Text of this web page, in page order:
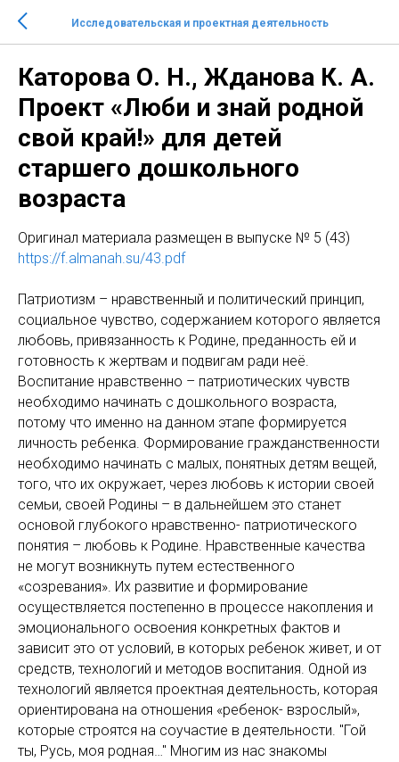
Исследовательская и проектная деятельность
Каторова О. Н., Жданова К. А.
Проект «Люби и знай родной
свой край!» для детей
старшего дошкольного
возраста
Оригинал материала размещен в выпуске № 5 (43)
https://f.almanah.su/43.pdf
Патриотизм – нравственный и политический принцип,
социальное чувство, содержанием которого является
любовь, привязанность к Родине, преданность ей и
готовность к жертвам и подвигам ради неё.
Воспитание нравственно – патриотических чувств
необходимо начинать с дошкольного возраста,
потому что именно на данном этапе формируется
личность ребенка. Формирование гражданственности
необходимо начинать с малых, понятных детям вещей,
того, что их окружает, через любовь к истории своей
семьи, своей Родины – в дальнейшем это станет
основой глубокого нравственно- патриотического
понятия – любовь к Родине. Нравственные качества
не могут возникнуть путем естественного
«созревания». Их развитие и формирование
осуществляется постепенно в процессе накопления и
эмоционального освоения конкретных фактов и
зависит это от условий, в которых ребенок живет, и от
средств, технологий и методов воспитания. Одной из
технологий является проектная деятельность, которая
ориентирована на отношения «ребенок- взрослый»,
которые строятся на соучастие в деятельности. "Гой
ты, Русь, моя родная…" Многим из нас знакомы